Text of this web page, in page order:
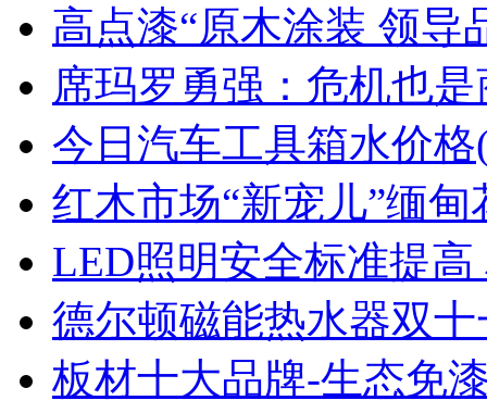
高点漆“原木涂装 领导
席玛罗勇强：危机也
今日汽车工具箱水价格
红木市场“新宠儿”缅
LED照明安全标准提
德尔顿磁能热水器双
板材十大品牌-生态免